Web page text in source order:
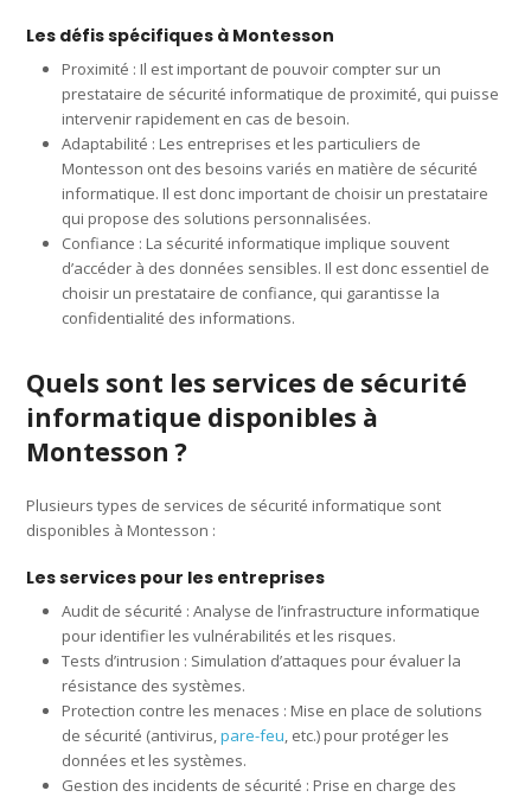
Les défis spécifiques à Montesson
Proximité : Il est important de pouvoir compter sur un
prestataire de sécurité informatique de proximité, qui puisse
intervenir rapidement en cas de besoin.
Adaptabilité : Les entreprises et les particuliers de
Montesson ont des besoins variés en matière de sécurité
informatique. Il est donc important de choisir un prestataire
qui propose des solutions personnalisées.
Confiance : La sécurité informatique implique souvent
d’accéder à des données sensibles. Il est donc essentiel de
choisir un prestataire de confiance, qui garantisse la
confidentialité des informations.
Quels sont les services de sécurité
informatique disponibles à
Montesson ?
Plusieurs types de services de sécurité informatique sont
disponibles à Montesson :
Les services pour les entreprises
Audit de sécurité : Analyse de l’infrastructure informatique
pour identifier les vulnérabilités et les risques.
Tests d’intrusion : Simulation d’attaques pour évaluer la
résistance des systèmes.
Protection contre les menaces : Mise en place de solutions
de sécurité (antivirus,pare-feu, etc.) pour protéger les
données et les systèmes.
Gestion des incidents de sécurité : Prise en charge des